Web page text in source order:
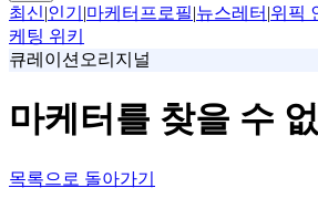
최신|인기 |마케터프로필|뉴스레터 |위픽
케팅 위키
큐레이션 오리지널
마케터를 찾을 수
목록으로 돌아가기